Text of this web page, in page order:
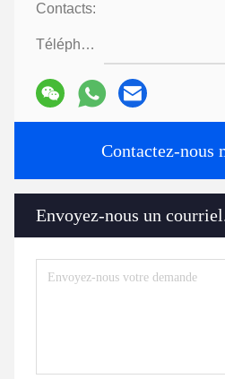
Contacts:
Téléphone:
Contactez-nous
Envoyez-nous un